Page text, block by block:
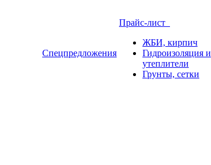
Спецпредложения
Прайс-лист
ЖБИ, кирпич
Гидроизоляция и
утеплители
Грунты, сетки